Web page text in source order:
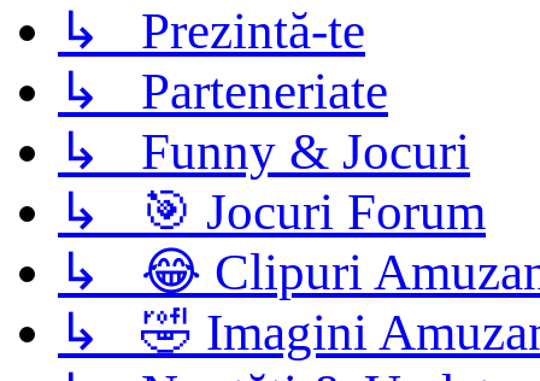
↳ Prezintă-te
↳ Parteneriate
↳ Funny & Jocuri
↳ 🎯 Jocuri Forum
↳ 😂 Clipuri
↳ 🤣 Imagini